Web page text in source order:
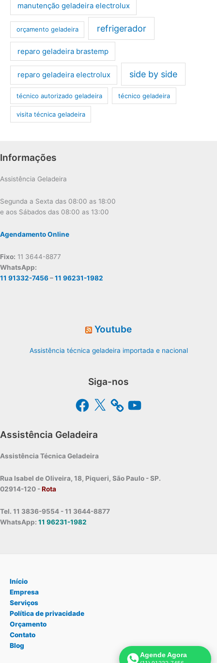
manutenção geladeira electrolux
orçamento geladeira refrigerador
reparo geladeira brastemp
reparo geladeira electrolux side by side
técnico autorizado geladeira técnico geladeira
visita técnica geladeira
Informações
Assistência Geladeira
Segunda a Sexta das 08:00 as 18:00
e aos Sábados das 08:00 as 13:00
Agendamento Online
Fixo: 11 3644-8877
WhatsApp:
11 91332-7456–11 96231-1982
Youtube
Assistência técnica geladeira importada e nacional
Siga-nos
Facebook
X YouTube
Assistência Geladeira
Assistência Técnica Geladeira
Rua Isabel de Oliveira, 18, Piqueri, São Paulo - SP.
02914-120 -Rota
Tel. 11 3836-9554 - 11 3644-8877
WhatsApp: 11 96231-1982
Início
Empresa
Serviços
Política de privacidade
Orçamento
Contato
Blog
Agende Agora